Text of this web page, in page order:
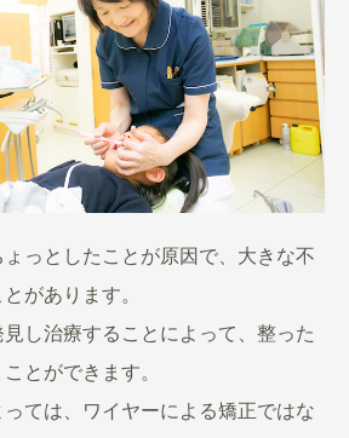
っとしたことが原因で、大きな不
があります。
し治療することによって、整った
とができます。
ては、ワイヤーによる矯正ではな